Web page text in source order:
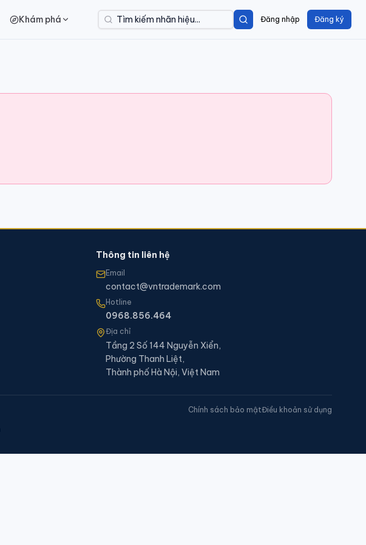
Khám phá Đăng nhập Đăng ký
Thông tin liên hệ
Email
contact@vntrademark.com
Hotline
0968.856.464
Địa chỉ
Tầng 2 Số 144 Nguyễn Xiển,
Phường Thanh Liệt,
Thành phố Hà Nội, Việt Nam
Chính sách bảo mậtĐiều khoản sử dụng